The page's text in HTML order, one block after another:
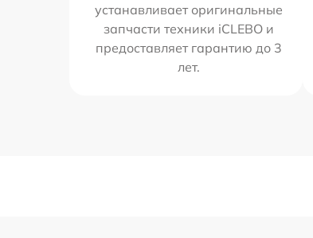
устанавливает оригинальные
запчасти техники iCLEBO и
предоставляет гарантию до 3
лет.